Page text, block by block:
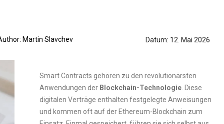
Martin Slavchev Datum: 12. Mai 2026
Smart Contracts gehören zu den revolutionärsten
Anwendungen der Blockchain-Technologie. Diese
digitalen Verträge enthalten festgelegte Anweisungen
und kommen oft auf der Ethereum-Blockchain zum